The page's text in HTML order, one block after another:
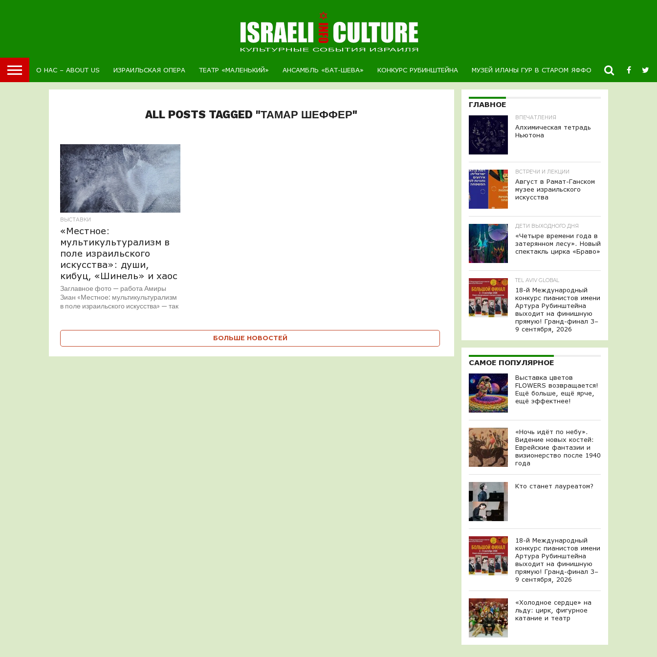
О НАС – ABOUT US ИЗРАИЛЬСКАЯ ОПЕРА ТЕАТР «МАЛЕНЬКИЙ» АНСАМБЛЬ «БАТ-ШЕВА» КОНКУРС РУБИНШТЕЙНА МУЗЕЙ ИЛАНЫ ГУР В СТАРОМ ЯФФО НОВОСТИ
ALL POSTS TAGGED "ТАМАР ШЕФФЕР"
ВЫСТАВКИ
«Местное:
мультикультурализм в
поле израильского
искусства»: души,
кибуц, «Шинель» и хаос
Заглавное фото — работа Амиры
Зиан «Местное: мультикультурализм
в поле израильского искусства» — так
БОЛЬШЕ НОВОСТЕЙ
ГЛАВНОЕ
ВПЕЧАТЛЕНИЯ
Алхимическая тетрадь
Ньютона
ВСТРЕЧИ И ЛЕКЦИИ
Август в Рамат-Ганском
музее израильского
искусства
ДЕТИ ВЫХОДНОГО ДНЯ
«Четыре времени года в
затерянном лесу». Новый
спектакль цирка «Браво»
TEL AVIV GLOBAL
18-й Международный
конкурс пианистов имени
Артура Рубинштейна
выходит на финишную
прямую! Гранд-финал 3–
9 сентября, 2026
САМОЕ ПОПУЛЯРНОЕ
Выставка цветов
FLOWERS возвращается!
Ещё больше, ещё ярче,
ещё эффектнее!
«Ночь идёт по небу».
Видение новых костей:
Еврейские фантазии и
визионерство после 1940
года
Кто станет лауреатом?
18-й Международный
конкурс пианистов имени
Артура Рубинштейна
выходит на финишную
прямую! Гранд-финал 3–
9 сентября, 2026
«Холодное сердце» на
льду: цирк, фигурное
катание и театр